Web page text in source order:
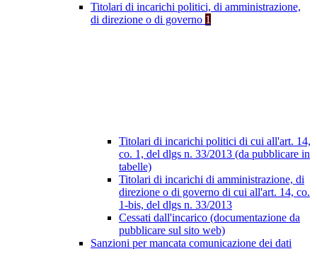
Titolari di incarichi politici, di amministrazione,
di direzione o di governo 1
Titolari di incarichi politici di cui all'art. 14,
co. 1, del dlgs n. 33/2013 (da pubblicare in
tabelle)
Titolari di incarichi di amministrazione, di
direzione o di governo di cui all'art. 14, co.
1-bis, del dlgs n. 33/2013
Cessati dall'incarico (documentazione da
pubblicare sul sito web)
Sanzioni per mancata comunicazione dei dati